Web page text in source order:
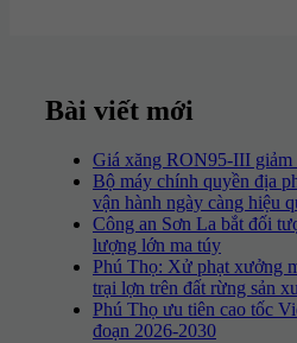
Bài viết mới
Giá xăng RON95-III giảm
Bộ máy chính quyền địa
vận hành ngày càng hiệu
Công an Sơn La bắt đối
lượng lớn ma túy
Phú Thọ: Xử phạt xưởng
trại lợn trên đất rừng sản
Phú Thọ ưu tiên cao tốc
đoạn 2026-2030